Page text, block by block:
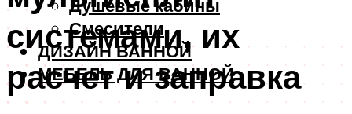
Душевые кабины
Смесители
ДИЗАЙН ВАННОЙ
МЕБЕЛЬ ДЛЯ ВАННОЙ
системами, их
расчет и заправка